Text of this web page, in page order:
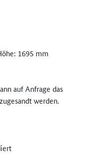
1695 mm
auf Anfrage das
werden.